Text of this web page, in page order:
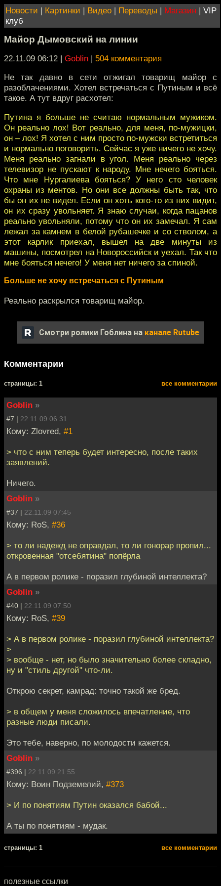
Новости | Картинки | Видео | Переводы | Магазин | VIP
клуб
Майор Дымовский на линии
22.11.09 06:12 | Goblin | 504 комментария
Не так давно в сети отжигал товарищ майор с
разоблачениями. Хотел встречаться с Путиным и всё
такое. А тут вдруг расхотел:
Путина я больше не считаю нормальным мужиком.
Он реально лох! Вот реально, для меня, по-мужицки,
он – лох! Я хотел с ним просто по-мужски встретиться
и нормально поговорить. Сейчас я уже ничего не хочу.
Меня реально загнали в угол. Меня реально через
телевизор не пускают к народу. Мне нечего бояться.
Что мне Нургалиева бояться? У него сто человек
охраны из ментов. Но они все должны быть так, что
бы он их не видел. Если он хоть кого-то из них видит,
он их сразу увольняет. Я знаю случаи, когда пацанов
реально увольняли, потому что он их замечал. Я сам
лежал за камнем в белой рубашечке и со стволом, а
этот карлик приехал, вышел на две минуты из
машины, посмотрел на Новороссийск и уехал. Так что
мне бояться нечего! У меня нет ничего за спиной.
Больше не хочу встречаться с Путиным
Реально раскрылся товарищ майор.
Смотри ролики Гоблина на канале Rutube
Комментарии
cтраницы: 1 все комментарии
Goblin »
#7 | 22.11.09 06:31
Кому: Zlovred, #1
> что с ним теперь будет интересно, после таких
заявлений.
Ничего.
Goblin »
#37 | 22.11.09 07:45
Кому: RoS, #36
> то ли надежд не оправдал, то ли гонорар пропил...
откровенная "отсебятина" попёрла
А в первом ролике - поразил глубиной интеллекта?
Goblin »
#40 | 22.11.09 07:50
Кому: RoS, #39
> А в первом ролике - поразил глубиной интеллекта?
>
> вообще - нет, но было значительно более складно,
ну и "стиль другой" что-ли.
Открою секрет, камрад: точно такой же бред.
> в общем у меня сложилось впечатление, что
разные люди писали.
Это тебе, наверно, по молодости кажется.
Goblin »
#396 | 22.11.09 21:55
Кому: Воин Подземелий, #373
> И по понятиям Путин оказался бабой...
А ты по понятиям - мудак.
cтраницы: 1 все комментарии
полезные ссылки